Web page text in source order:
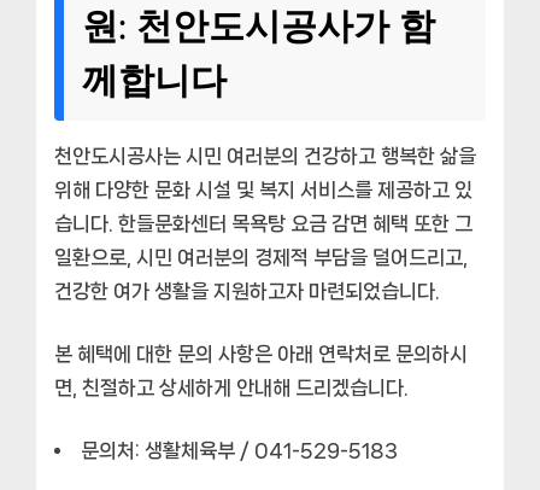
원: 천안도시공사가 함
께합니다
천안도시공사는 시민 여러분의 건강하고 행복한 삶을
위해 다양한 문화 시설 및 복지 서비스를 제공하고 있
습니다. 한들문화센터 목욕탕 요금 감면 혜택 또한 그
일환으로, 시민 여러분의 경제적 부담을 덜어드리고,
건강한 여가 생활을 지원하고자 마련되었습니다.
본 혜택에 대한 문의 사항은 아래 연락처로 문의하시
면, 친절하고 상세하게 안내해 드리겠습니다.
문의처: 생활체육부 / 041-529-5183